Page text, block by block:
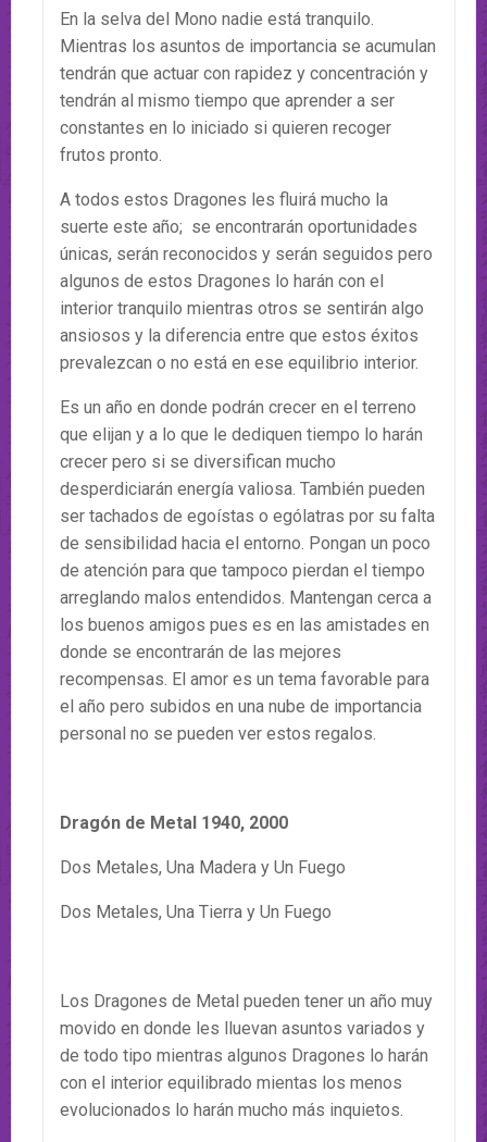
En la selva del Mono nadie está tranquilo.
Mientras los asuntos de importancia se acumulan
tendrán que actuar con rapidez y concentración y
tendrán al mismo tiempo que aprender a ser
constantes en lo iniciado si quieren recoger
frutos pronto.
A todos estos Dragones les fluirá mucho la
suerte este año; se encontrarán oportunidades
únicas, serán reconocidos y serán seguidos pero
algunos de estos Dragones lo harán con el
interior tranquilo mientras otros se sentirán algo
ansiosos y la diferencia entre que estos éxitos
prevalezcan o no está en ese equilibrio interior.
Es un año en donde podrán crecer en el terreno
que elijan y a lo que le dediquen tiempo lo harán
crecer pero si se diversifican mucho
desperdiciarán energía valiosa. También pueden
ser tachados de egoístas o ególatras por su falta
de sensibilidad hacia el entorno. Pongan un poco
de atención para que tampoco pierdan el tiempo
arreglando malos entendidos. Mantengan cerca a
los buenos amigos pues es en las amistades en
donde se encontrarán de las mejores
recompensas. El amor es un tema favorable para
el año pero subidos en una nube de importancia
personal no se pueden ver estos regalos.
Dragón de Metal 1940, 2000
Dos Metales, Una Madera y Un Fuego
Dos Metales, Una Tierra y Un Fuego
Los Dragones de Metal pueden tener un año muy
movido en donde les lluevan asuntos variados y
de todo tipo mientras algunos Dragones lo harán
con el interior equilibrado mientas los menos
evolucionados lo harán mucho más inquietos.